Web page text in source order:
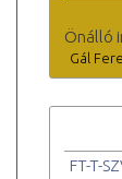
Önálló
Gál
FT-T-